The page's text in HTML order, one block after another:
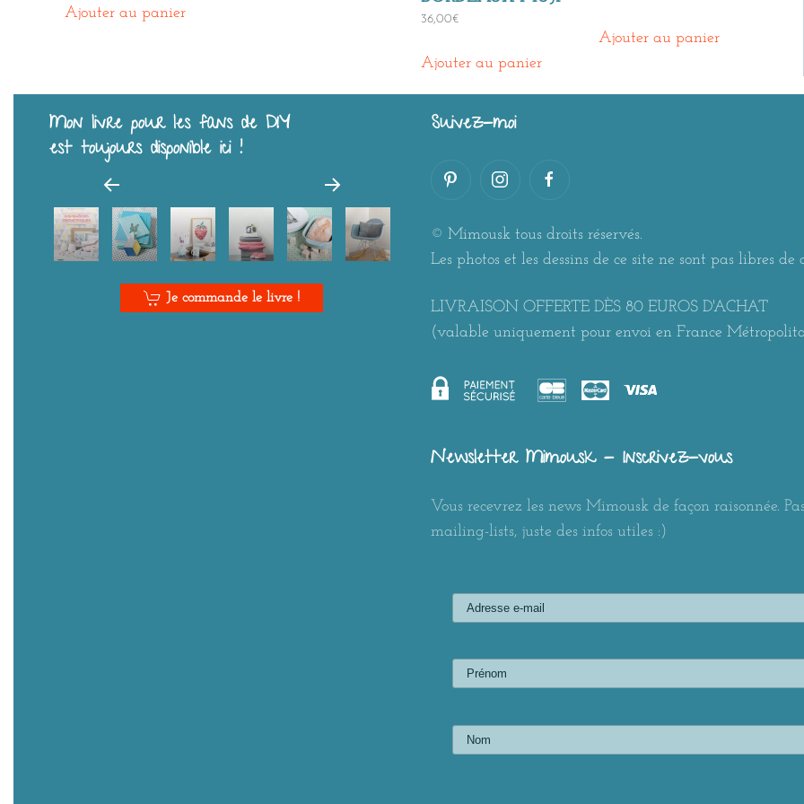
Ajouter au panier 36,00€
Ajouter au panier
Ajouter au panier
Mon livre pour les fans de DIY
est toujours disponible ici !
Je commande le livre !
Suivez-moi
© Mimousk tous droits réservés.
Les photos et les dessins de ce site ne sont pas libres de
LIVRAISON OFFERTE DÈS 80 EUROS D'ACHAT
(valable uniquement pour envoi en France
Newsletter Mimousk - Inscrivez-vous
Vous recevrez les news Mimousk de façon raisonnée.
mailing-lists, juste des infos utiles :)